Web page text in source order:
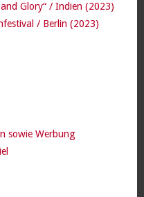
Glory“ / Indien (2023)
/ Berlin (2023)
sowie Werbung